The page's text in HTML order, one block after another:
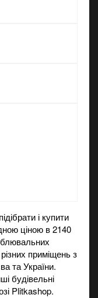
і купити
ціною в 2140
приміщень з
та України.
будівельні
Plitkashop.